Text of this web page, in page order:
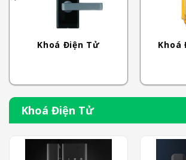
Khoá Điện Tử
Khoá Điện Tử